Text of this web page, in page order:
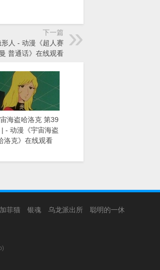
下一篇
人 - 动漫《超人赛
普通话》在线观看
海盗哈洛克 第39
| - 动漫《宇宙海盗
洛克》在线观看
加菲猫 银魂 乌龙派出所 聪明的一休